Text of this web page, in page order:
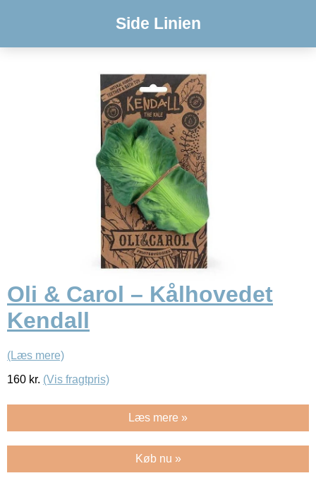
Side Linien
Oli & Carol – Kålhovedet
Kendall
(Læs mere)
160 kr. (Vis fragtpris)
Læs mere »
Køb nu »